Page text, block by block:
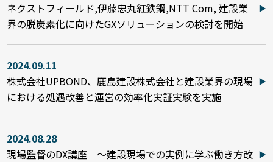
ネクストフィールド,伊藤忠丸紅鉄鋼,NTT Com, 建設業
界の脱炭素化に向けたGXソリューションの検討を開始
2024.09.11
株式会社UPBOND、鹿島建設株式会社と建設業界の現場
における処遇改善と運営の効率化実証実験を実施
2024.08.28
現場監督のDX講座 ～建設現場での実例に学ぶ働き方改